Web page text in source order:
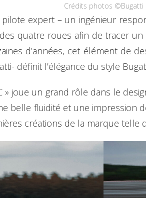
Crédits photos ©Bugatti
expert – un ingénieur
quatre roues afin de tracer
d’années, cet élément de
définit l’élégance du style
» joue un grand rôle dans le
fluidité et une impression
créations de la marque telle